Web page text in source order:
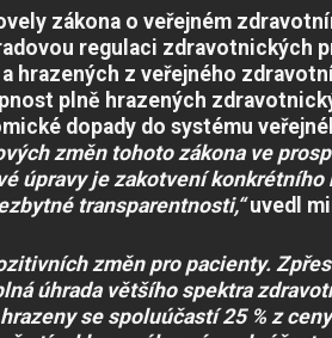
zákona o veřejném
regulaci zdravotnických
hrazených z veřejného
plně hrazených
dopady do systému
změn tohoto zákona ve
úpravy je zakotvení konkrétního
transparentnosti,“uvedl
změn pro pacienty.
úhrada většího spektra
se spoluúčastí 25 % z